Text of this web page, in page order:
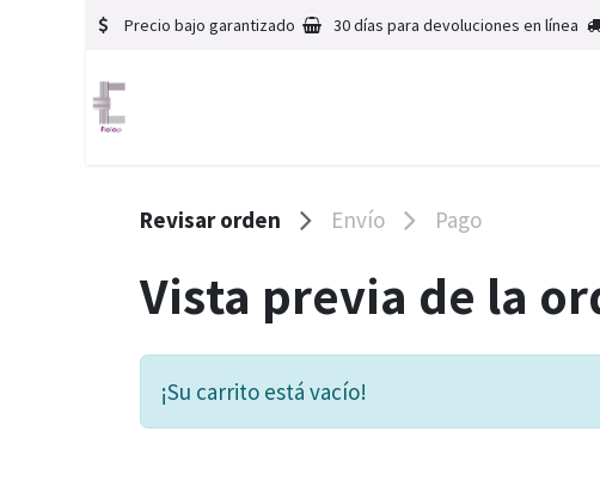
Precio bajo garantizado 30 días para devoluciones en línea
Revisar orden Envío Pago
Vista previa de la
¡Su carrito está vacío!